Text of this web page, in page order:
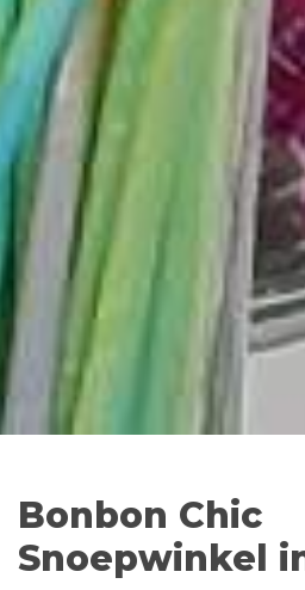
Bonbon Chic
Snoepwinkel